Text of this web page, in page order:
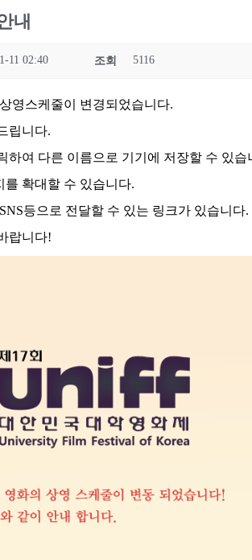
내
11 02:40 조회 5116
영스케줄이 변경되었습니다.
립니다.
여 다른 이름으로 기기에 저장할 수 있습
확대할 수 있습니다.
등으로 전달할 수 있는 링크가 있습니다.
랍니다!